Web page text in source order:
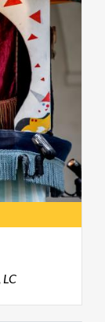
LC